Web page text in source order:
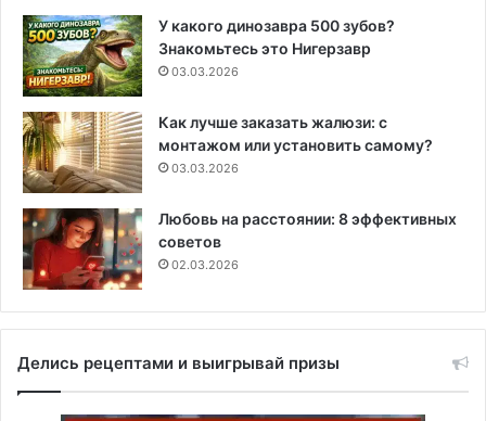
У какого динозавра 500 зубов?
Знакомьтесь это Нигерзавр
03.03.2026
Как лучше заказать жалюзи: с
монтажом или установить самому?
03.03.2026
Любовь на расстоянии: 8 эффективных
советов
02.03.2026
Делись рецептами и выигрывай призы